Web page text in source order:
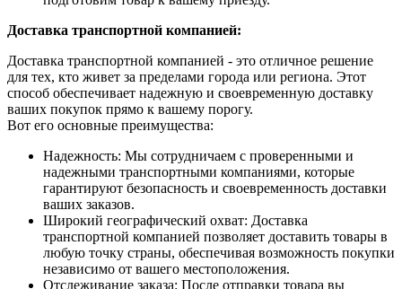
Доставка транспортной компанией:
Доставка транспортной компанией - это отличное решение
для тех, кто живет за пределами города или региона. Этот
способ обеспечивает надежную и своевременную доставку
ваших покупок прямо к вашему порогу.
Вот его основные преимущества:
Надежность: Мы сотрудничаем с проверенными и
надежными транспортными компаниями, которые
гарантируют безопасность и своевременность доставки
ваших заказов.
Широкий географический охват: Доставка
транспортной компанией позволяет доставить товары в
любую точку страны, обеспечивая возможность покупки
независимо от вашего местоположения.
Отслеживание заказа: После отправки товара вы